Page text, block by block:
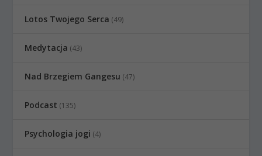
Lotos Twojego Serca (49)
Medytacja (43)
Nad Brzegiem Gangesu (47)
Podcast (135)
Psychologia jogi (4)